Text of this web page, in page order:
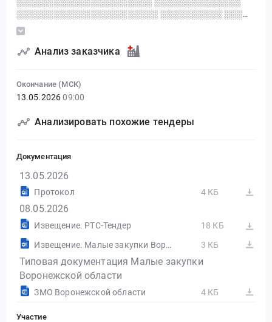
░░░░░░░░░░░░░░░░░░░░░░░ ░░░░░░░░░░ ░░░
░░ ░░░░░░ ░░░░░░░░░░░░░░░░░░░░░░ ░░
░░░░░░░░░░░░░░░░░░░░░░░░░░
░░░░░░░░░░░░░░░░░░░░░░░░░░
Анализ заказчика
Окончание (МСК)
13.05.2026 09:00
Анализировать похожие тендеры
Документация
13.05.2026
Протокол 4 КБ
08.05.2026
Извещение. РТС-Тендер
18 КБ
Извещение. Малые закупки Воронежской области
3 КБ
Типовая документация Малые закупки
Воронежской области
ЗМО Воронежской области 4 КБ
Участие